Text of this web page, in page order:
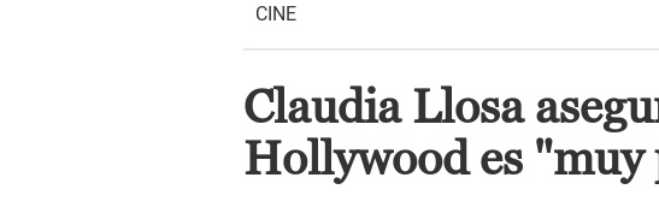
CINE
Claudia Llosa
Hollywood es "muy